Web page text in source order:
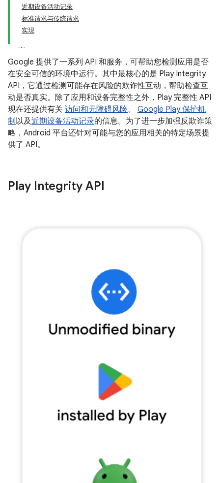
近期设备活动记录
标准请求与传统请求
实现
Google 提供了一系列 API 和服务，可帮助您检测应用是否
在安全可信的环境中运行。其中最核心的是 Play Integrity
API，它通过检测可能存在风险的欺诈性互动，帮助检查互
动是否真实。除了应用和设备完整性之外，Play 完整性 API
现在还提供有关 访问和无障碍风险、 Google Play 保护机
制以及近期设备活动记录的信息。为了进一步加强反欺诈策
略，Android 平台还针对可能与您的应用相关的特定场景提
供了 API。
Play Integrity API